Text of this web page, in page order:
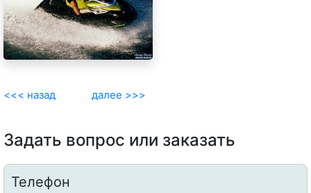
<<< назад далее >>>
Задать вопрос или заказать
Телефон